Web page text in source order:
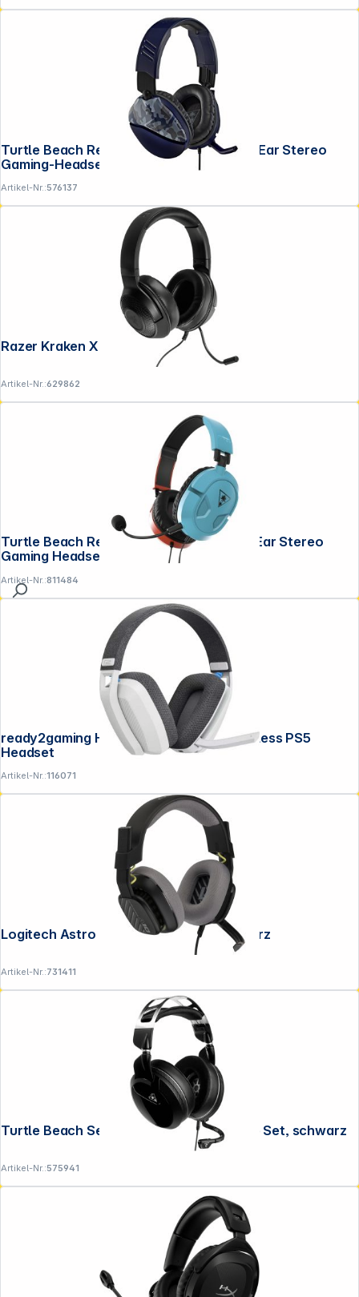
Turtle Beach Recon 70 Camo Blau Over-Ear Stereo
Gaming-Headset
Artikel-Nr.:576137
Razer Kraken X Lite
Artikel-Nr.:629862
Turtle Beach Recon 50N Rot/Blau Over-Ear Stereo
Gaming Headset
Artikel-Nr.:811484
ready2gaming Headset PX25 white Wireless PS5
Headset
Artikel-Nr.:116071
Logitech Astro Gaming A10 Gen 2 schwarz
Artikel-Nr.:731411
Turtle Beach Set Elite Pro 2 + Super Amp Set, schwarz
Artikel-Nr.:575941